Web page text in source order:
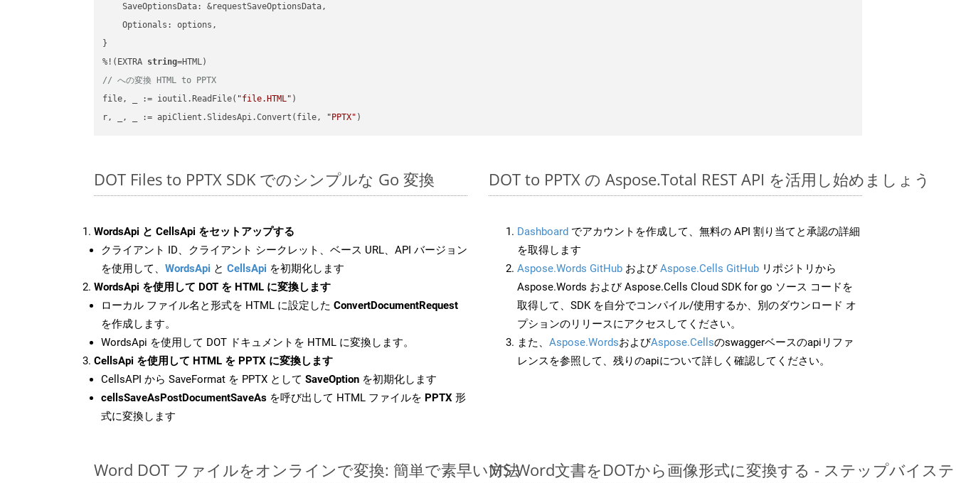
    SaveOptionsData: &requestSaveOptionsData,
    Optionals: options,
}
%!(EXTRA string
// への変換 HTML to PPTX
file, _ := ioutil.ReadFile( "file.HTML" )
r, _, _ := apiClient.SlidesApi.Convert(file,
"PPTX"
DOT Files to PPTX SDK でのシンプルな Go 変換
WordsApi と CellsApi をセットアップする
クライアント ID、クライアント シークレット、ベース URL、API バージョン
を使用して、 WordsApi と CellsApi を初期化します
WordsApi を使用して DOT を HTML に変換します
ローカル ファイル名と形式を HTML に設定した ConvertDocumentRequest
を作成します。
WordsApi を使用して DOT ドキュメントを HTML に変換します。
CellsApi を使用して HTML を PPTX に変換します
CellsAPI から SaveFormat を PPTX として SaveOption を初期化します
cellsSaveAsPostDocumentSaveAs を呼び出して HTML ファイルを PPTX 形
式に変換します
DOT to PPTX の Aspose.Total REST API を活用し始めましょう
Dashboard でアカウントを作成して、無料の API 割り当てと承認の詳細
を取得します
Aspose.Words GitHub およびAspose.Cells GitHub リポジトリから
Aspose.Words および Aspose.Cells Cloud SDK for go ソース コードを
取得して、SDK を自分でコンパイル/使用するか、別のダウンロード オ
プションのリリースにアクセスしてください。
また、 Aspose.WordsおよびAspose.Cellsのswaggerベースのapiリファ
レンスを参照して、残りのapiについて詳しく確認してください。
Word DOT ファイルをオンラインで変換: 簡単で素早い方法MS Word文書をDOTから画像形式に変換する - ステップバイス